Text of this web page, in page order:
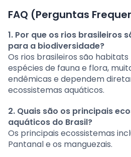
FAQ (Perguntas
1. Por que os rios brasileiros
para a biodiversidade?
Os rios brasileiros são
espécies de fauna e flora,
endêmicas e dependem
ecossistemas aquáticos.
2. Quais são os principais
aquáticos do Brasil?
Os principais ecossistemas
Pantanal e os manguezais.